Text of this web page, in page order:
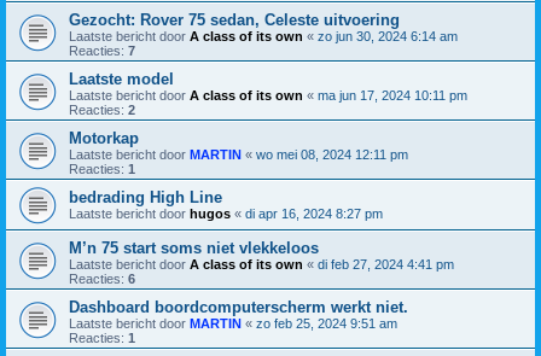
Gezocht: Rover 75 sedan, Celeste uitvoering
Laatste bericht door A class of its own « zo jun 30, 2024 6:14 am
Reacties: 7
Laatste model
Laatste bericht door A class of its own « ma jun 17, 2024 10:11 pm
Reacties: 2
Motorkap
Laatste bericht door MARTIN « wo mei 08, 2024 12:11 pm
Reacties: 1
bedrading High Line
Laatste bericht door hugos « di apr 16, 2024 8:27 pm
M’n 75 start soms niet vlekkeloos
Laatste bericht door A class of its own « di feb 27, 2024 4:41 pm
Reacties: 6
Dashboard boordcomputerscherm werkt niet.
Laatste bericht door MARTIN « zo feb 25, 2024 9:51 am
Reacties: 1